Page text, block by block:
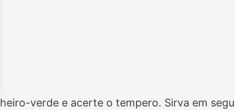
verde e acerte o tempero. Sirva em